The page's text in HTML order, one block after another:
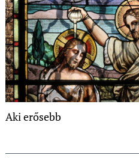
Aki erősebb